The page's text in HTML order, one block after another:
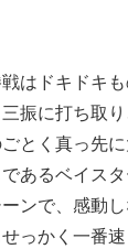
はドキドキ
振に打ち取
とく真っ先
あるベイス
ンで、感動
っかく一番